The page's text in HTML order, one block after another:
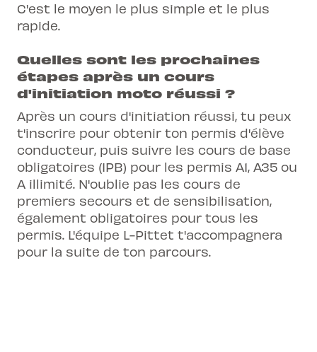
C'est le moyen le plus simple et le plus
rapide.
Quelles sont les prochaines
étapes après un cours
d'initiation moto réussi ?
Après un cours d'initiation réussi, tu peux
t'inscrire pour obtenir ton permis d'élève
conducteur, puis suivre les cours de base
obligatoires (IPB) pour les permis A1, A35 ou
A illimité. N'oublie pas les cours de
premiers secours et de sensibilisation,
également obligatoires pour tous les
permis. L'équipe L-Pittet t'accompagnera
pour la suite de ton parcours.